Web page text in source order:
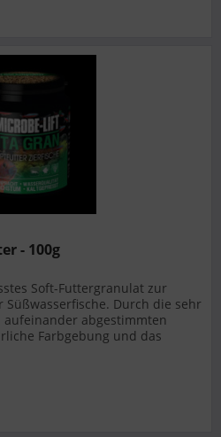
- 100g
Soft-Futtergranulat zur
Durch die sehr
abgestimmten
Farbgebung und das